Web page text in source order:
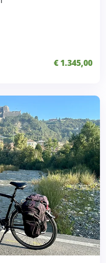
€ 1.345,00